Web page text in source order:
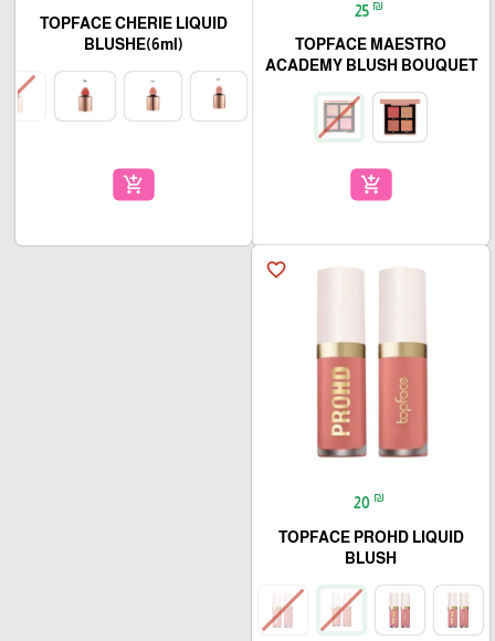
25 ₪
TOPFACE MAESTRO
ACADEMY BLUSH BOUQUET
add_shopping_cart
TOPFACE CHERIE LIQUID
BLUSHE(6ml)
add_shopping_cart
favorite_border
20 ₪
TOPFACE PROHD LIQUID
BLUSH